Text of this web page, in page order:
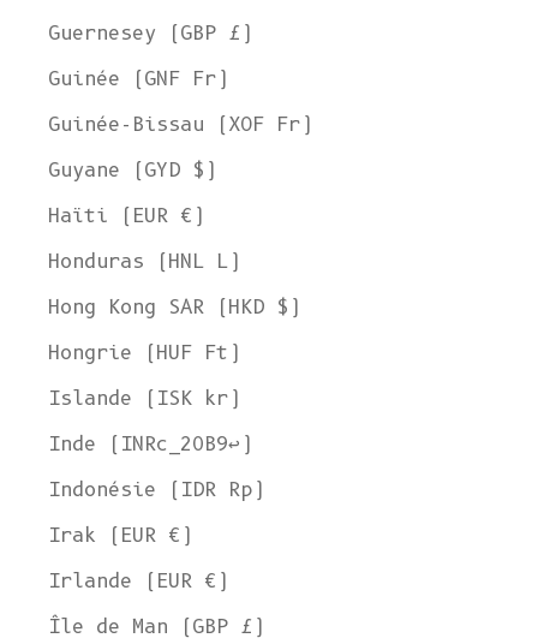
Guernesey (GBP £)
Guinée (GNF Fr)
Guinée-Bissau (XOF Fr)
Guyane (GYD $)
Haïti (EUR €)
Honduras (HNL L)
Hong Kong SAR (HKD $)
Hongrie (HUF Ft)
Islande (ISK kr)
Inde (INRc_20B9↩)
Indonésie (IDR Rp)
Irak (EUR €)
Irlande (EUR €)
Île de Man (GBP £)